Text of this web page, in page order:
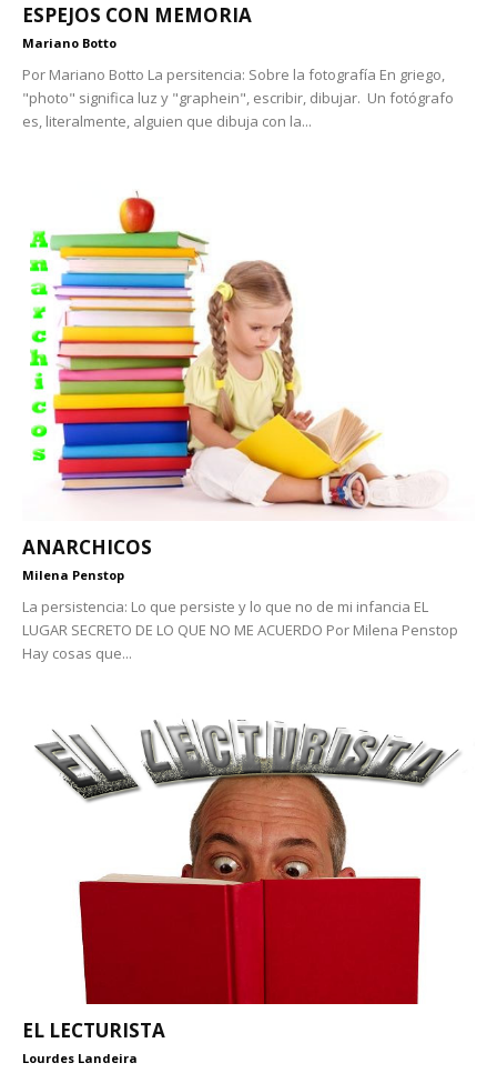
ESPEJOS CON MEMORIA
Mariano Botto
Por Mariano Botto La persitencia: Sobre la fotografía En griego,
"photo" significa luz y "graphein", escribir, dibujar. Un fotógrafo
es, literalmente, alguien que dibuja con la...
ANARCHICOS
Milena Penstop
La persistencia: Lo que persiste y lo que no de mi infancia EL
LUGAR SECRETO DE LO QUE NO ME ACUERDO Por Milena Penstop
Hay cosas que...
EL LECTURISTA
Lourdes Landeira